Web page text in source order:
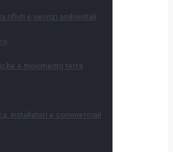
rifiuti e servizi ambientali
e movimento terra
installatori e commerciali